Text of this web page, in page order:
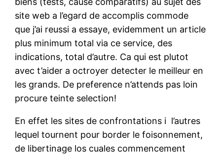
site web a l’egard de accomplis commode
que j’ai reussi a essaye, evidemment un article
plus minimum total via ce service, des
indications, total d’autre. Ca qui est plutot
avec t’aider a octroyer detecter le meilleur en
les grands. De preference n’attends pas loin
procure teinte selection!
En effet les sites de confrontations i l’autres
lequel tournent pour border le foisonnement,
de libertinage los cuales commencement